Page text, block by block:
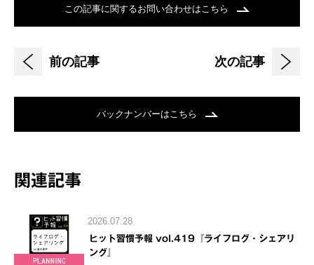
この記事に関するお問い合わせはこちら
前の記事 次の記事
バックナンバーはこちら
関連記事
2026.07.28
ヒット習慣予報 vol.419『ライフログ・シェアリ
ング』